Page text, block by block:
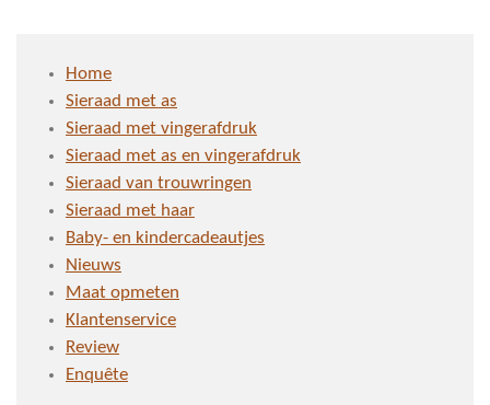
Home
Sieraad met as
Sieraad met vingerafdruk
Sieraad met as en vingerafdruk
Sieraad van trouwringen
Sieraad met haar
Baby- en kindercadeautjes
Nieuws
Maat opmeten
Klantenservice
Review
Enquête